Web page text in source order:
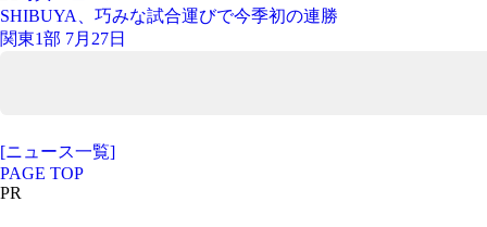
SHIBUYA、巧みな試合運びで今季初の連勝
関東1部 7月27日
[ニュース一覧]
PAGE TOP
PR